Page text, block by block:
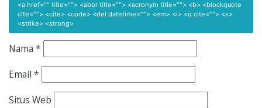
<a href="" title=""> <abbr title=""> <acronym title=""> <b> <blockquote
cite=""> <cite> <code> <del datetime=""> <em> <i> <q cite=""> <s>
<strike> <strong>
Nama *
Email *
Situs Web